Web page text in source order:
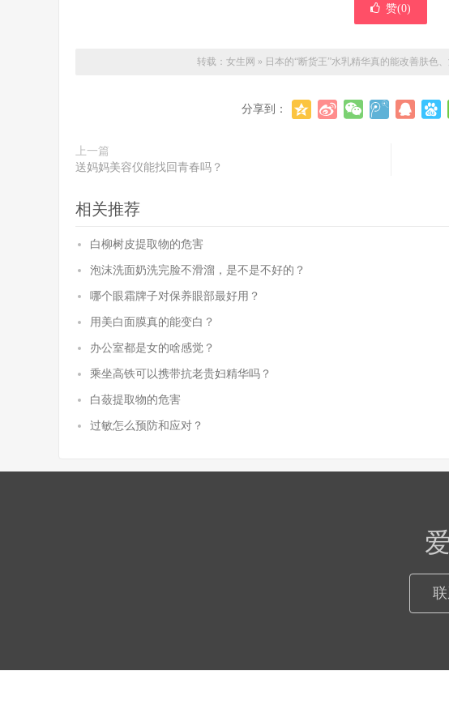
赞(0)
转载： 女生网 » 日本的“断货王”水乳精华真的能改善肤色
分享到：
上一篇
送妈妈美容仪能找回青春吗？
相关推荐
白柳树皮提取物的危害
泡沫洗面奶洗完脸不滑溜，是不是不好的？
哪个眼霜牌子对保养眼部最好用？
用美白面膜真的能变白？
办公室都是女的啥感觉？
乘坐高铁可以携带抗老贵妇精华吗？
白蔹提取物的危害
过敏怎么预防和应对？